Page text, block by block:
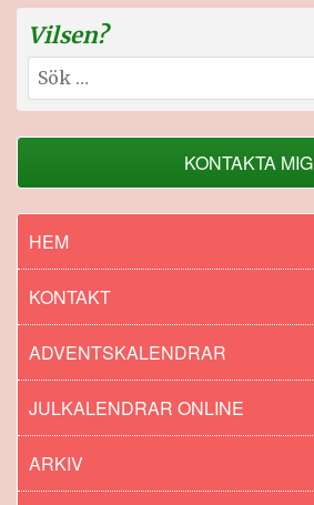
Vilsen?
Sök
efter:
KONTAKTA MIG
HEM
KONTAKT
ADVENTSKALENDRAR
JULKALENDRAR ONLINE
ARKIV